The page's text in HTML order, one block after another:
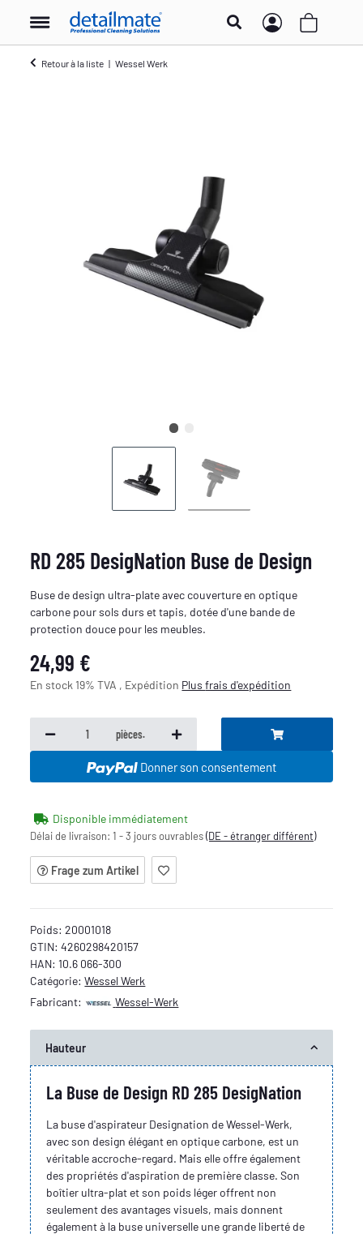
Retour à la liste Wessel Werk
RD 285 DesigNation Buse de Design
Buse de design ultra-plate avec couverture en optique
carbone pour sols durs et tapis, dotée d'une bande de
protection douce pour les meubles.
24,99 €
En stock 19% TVA , Expédition Plusfrais d'expédition
pièces.
Donner son consentement
Disponible immédiatement
Délai de livraison:1 - 3 jours ouvrables(DE - étranger différent)
Frage zum Artikel
Poids:20001018
GTIN: 4260298420157
HAN: 10.6 066-300
Catégorie:Wessel Werk
Fabricant:
Wessel-Werk
Hauteur
La Buse de Design RD 285 DesigNation
La buse d'aspirateur Designation de Wessel-Werk,
avec son design élégant en optique carbone, est un
véritable accroche-regard. Mais elle offre également
des propriétés d'aspiration de première classe. Son
boîtier ultra-plat et son poids léger offrent non
seulement des avantages visuels, mais donnent
également à la buse universelle une grande liberté de